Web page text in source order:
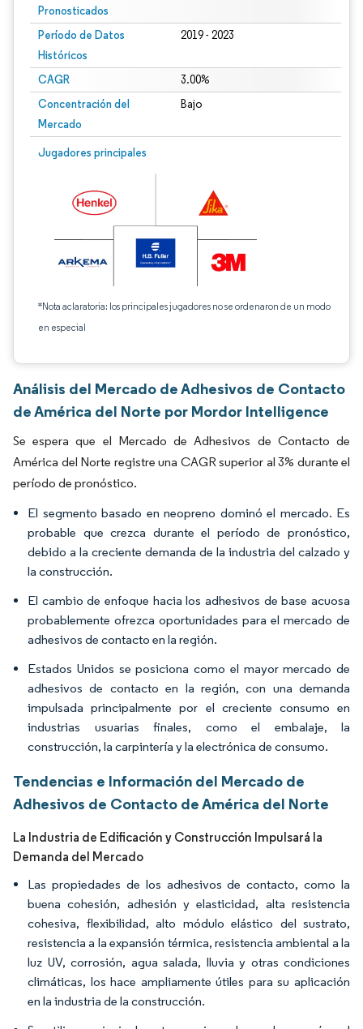
Pronosticados
Período de Datos
Históricos
2019 - 2023
CAGR 3.00%
Concentración del
Mercado
Bajo
Jugadores principales
*Nota aclaratoria: los principales jugadores no se ordenaron de un modo
en especial
Análisis del Mercado de Adhesivos de Contacto
de América del Norte por Mordor Intelligence
Se espera que el Mercado de Adhesivos de Contacto de
América del Norte registre una CAGR superior al 3% durante el
período de pronóstico.
El segmento basado en neopreno dominó el mercado. Es
probable que crezca durante el período de pronóstico,
debido a la creciente demanda de la industria del calzado y
la construcción.
El cambio de enfoque hacia los adhesivos de base acuosa
probablemente ofrezca oportunidades para el mercado de
adhesivos de contacto en la región.
Estados Unidos se posiciona como el mayor mercado de
adhesivos de contacto en la región, con una demanda
impulsada principalmente por el creciente consumo en
industrias usuarias finales, como el embalaje, la
construcción, la carpintería y la electrónica de consumo.
Tendencias e Información del Mercado de
Adhesivos de Contacto de América del Norte
La Industria de Edificación y Construcción Impulsará la
Demanda del Mercado
Las propiedades de los adhesivos de contacto, como la
buena cohesión, adhesión y elasticidad, alta resistencia
cohesiva, flexibilidad, alto módulo elástico del sustrato,
resistencia a la expansión térmica, resistencia ambiental a la
luz UV, corrosión, agua salada, lluvia y otras condiciones
climáticas, los hace ampliamente útiles para su aplicación
en la industria de la construcción.